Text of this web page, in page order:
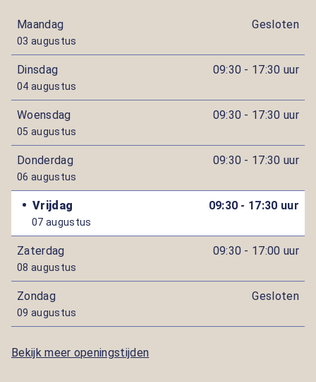
Maandag
03 augustus
Gesloten
Dinsdag
04 augustus
09:30 - 17:30 uur
Woensdag
05 augustus
09:30 - 17:30 uur
Donderdag
06 augustus
09:30 - 17:30 uur
Vrijdag
07 augustus
09:30 - 17:30 uur
Zaterdag
08 augustus
09:30 - 17:00 uur
Zondag
09 augustus
Gesloten
Bekijk meer openingstijden